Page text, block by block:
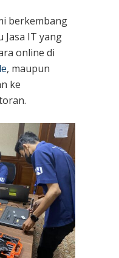
berkembang
Jasa IT yang
online di
, maupun
ke